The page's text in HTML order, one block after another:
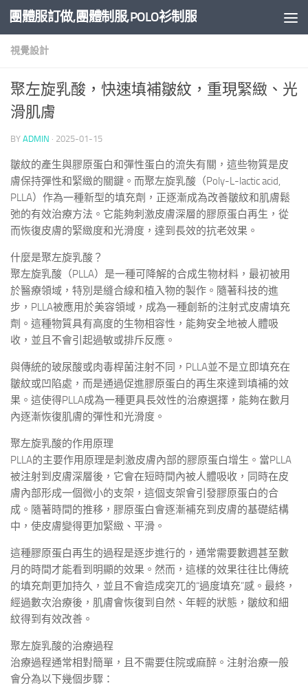
Skip to content
團體服訂做,團體制服,POLO衫制服
視覺設計
聚左旋乳酸，快速填補皺紋，重現緊緻、光
滑肌膚
BY ADMIN · 2025-01-15
皺紋的產生與膠原蛋白和彈性蛋白的流失有關，這些物質是皮
膚保持彈性和緊緻的關鍵。而聚左旋乳酸（Poly-L-lactic acid,
PLLA）作為一種新型的填充劑，正逐漸成為改善皺紋和肌膚鬆
弛的有效治療方法。它能夠刺激皮膚深層的膠原蛋白再生，從
而恢復皮膚的緊緻度和光滑度，達到長效的抗老效果。
什麼是聚左旋乳酸？
聚左旋乳酸（PLLA）是一種可降解的合成生物材料，最初被用
於醫療領域，特別是縫合線和植入物的製作。隨著科技的進
步，PLLA被應用於美容領域，成為一種創新的注射式皮膚填充
劑。這種物質具有高度的生物相容性，能夠安全地被人體吸
收，並且不會引起過敏或排斥反應。
與傳統的玻尿酸或肉毒桿菌注射不同，PLLA並不是立即填充在
皺紋或凹陷處，而是通過促進膠原蛋白的再生來達到填補的效
果。這使得PLLA成為一種更具長效性的治療選擇，能夠在數月
內逐漸恢復肌膚的彈性和光滑度。
聚左旋乳酸的作用原理
PLLA的主要作用原理是刺激皮膚內部的膠原蛋白增生。當PLLA
被注射到皮膚深層後，它會在短時間內被人體吸收，同時在皮
膚內部形成一個微小的支架，這個支架會引發膠原蛋白的合
成。隨著時間的推移，膠原蛋白會逐漸補充到皮膚的基礎結構
中，使皮膚變得更加緊緻、平滑。
這種膠原蛋白再生的過程是逐步進行的，通常需要數週甚至數
月的時間才能看到明顯的效果。然而，這樣的效果往往比傳統
的填充劑更加持久，並且不會造成突兀的“過度填充”感。最終，
經過數次治療後，肌膚會恢復到自然、年輕的狀態，皺紋和細
紋得到有效改善。
聚左旋乳酸的治療過程
治療過程通常相對簡單，且不需要住院或麻醉。注射治療一般
會分為以下幾個步驟：